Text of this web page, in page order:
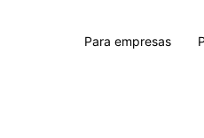
Para empresas